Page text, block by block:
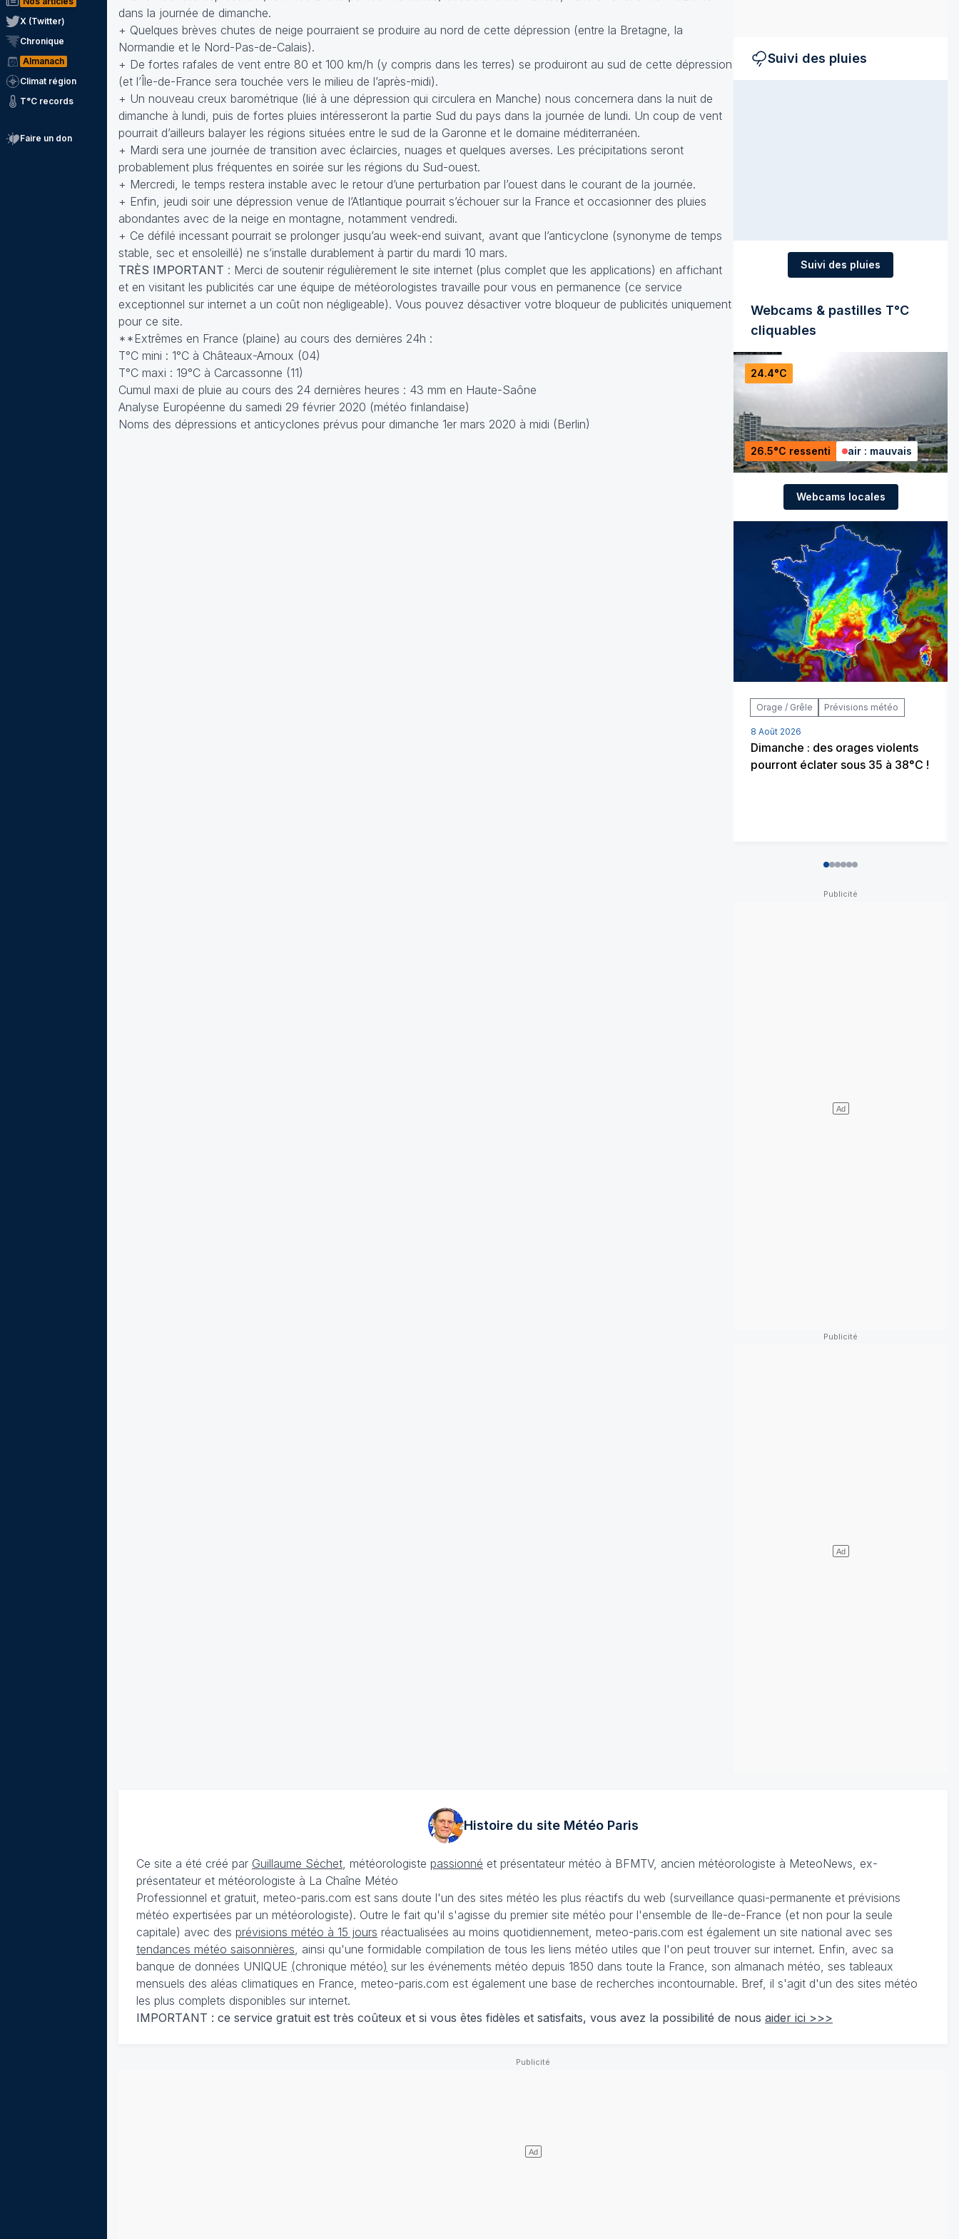
X (Twitter)
Chronique
Almanach
Climat région
T°C records
Faire un don
dans la journée de dimanche.
+ Quelques brèves chutes de neige pourraient se produire au nord de cette dépression (entre la Bretagne, la
Normandie et le Nord-Pas-de-Calais).
+ De fortes rafales de vent entre 80 et 100 km/h (y compris dans les terres) se produiront au sud de cette dépression
(et l’Île-de-France sera touchée vers le milieu de l’après-midi).
+ Un nouveau creux barométrique (lié à une dépression qui circulera en Manche) nous concernera dans la nuit de
dimanche à lundi, puis de fortes pluies intéresseront la partie Sud du pays dans la journée de lundi. Un coup de vent
pourrait d’ailleurs balayer les régions situées entre le sud de la Garonne et le domaine méditerranéen.
+ Mardi sera une journée de transition avec éclaircies, nuages et quelques averses. Les précipitations seront
probablement plus fréquentes en soirée sur les régions du Sud-ouest.
+ Mercredi, le temps restera instable avec le retour d’une perturbation par l’ouest dans le courant de la journée.
+ Enfin, jeudi soir une dépression venue de l’Atlantique pourrait s’échouer sur la France et occasionner des pluies
abondantes avec de la neige en montagne, notamment vendredi.
+ Ce défilé incessant pourrait se prolonger jusqu’au week-end suivant, avant que l’anticyclone (synonyme de temps
stable, sec et ensoleillé) ne s’installe durablement à partir du mardi 10 mars.
TRÈS IMPORTANT : Merci de soutenir régulièrement le site internet (plus complet que les applications) en affichant
et en visitant les publicités car une équipe de météorologistes travaille pour vous en permanence (ce service
exceptionnel sur internet a un coût non négligeable). Vous pouvez désactiver votre bloqueur de publicités uniquement
pour ce site.
**Extrêmes en France (plaine) au cours des dernières 24h :
T°C mini : 1°C à Châteaux-Arnoux (04)
T°C maxi : 19°C à Carcassonne (11)
Cumul maxi de pluie au cours des 24 dernières heures : 43 mm en Haute-Saône
Analyse Européenne du samedi 29 février 2020 (météo finlandaise)
Noms des dépressions et anticyclones prévus pour dimanche 1er mars 2020 à midi (Berlin)
Suivi des pluies
Suivi des pluies
Webcams & pastilles T°C
cliquables
24.4°C
26.5°C ressenti air : mauvais
Webcams locales
Orage / Grêle Prévisions météo
8 Août 2026
Dimanche : des orages violents
pourront éclater sous 35 à 38°C !
012345
Histoire du site MétéoParis
Ce site a été créé par Guillaume Séchet , météorologiste passionné et présentateur météo à BFMTV, ancien météorologiste à MeteoNews, ex-
présentateur et météorologiste à La Chaîne Météo
Professionnel et gratuit, meteo-paris.com est sans doute l'un des sites météo les plus réactifs du web (surveillance quasi-permanente et prévisions
météo expertisées par un météorologiste). Outre le fait qu'il s'agisse du premier site météo pour l'ensemble de Ile-de-France (et non pour la seule
capitale) avec des prévisions météo à 15 jours réactualisées au moins quotidiennement, meteo-paris.com est également un site national avec ses
tendances météo saisonnières , ainsi qu'une formidable compilation de tous les liens météo utiles que l'on peut trouver sur internet. Enfin, avec sa
banque de données UNIQUE (chronique météo) sur les événements météo depuis 1850 dans toute la France, son almanach météo, ses tableaux
mensuels des aléas climatiques en France, meteo-paris.com est également une base de recherches incontournable. Bref, il s'agit d'un des sites météo
les plus complets disponibles sur internet.
IMPORTANT : ce service gratuit est très coûteux et si vous êtes fidèles et satisfaits, vous avez la possibilité de nous aider ici >>>